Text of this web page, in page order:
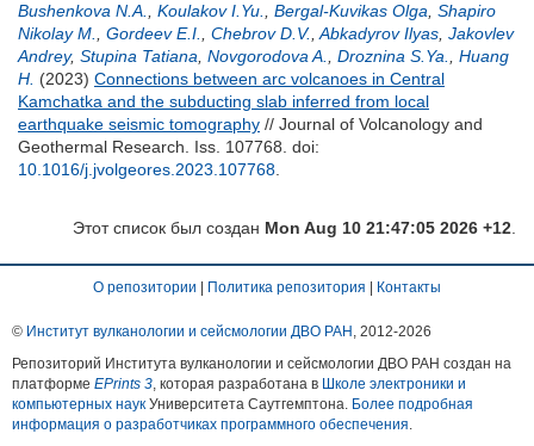
Bushenkova N.A. Koulakov I.Yu. Bergal-Kuvikas Olga Shapiro
Nikolay M.
Gordeev E.I. Chebrov D.V. Abkadyrov Ilyas Jakovlev
Andrey, Stupina Tatiana Novgorodova A. Droznina S.Ya.
Huang
H. (2023) Connections between arc volcanoes in Central
Kamchatka and the subducting slab inferred from local
earthquake seismic tomography // Journal of Volcanology and
Geothermal Research. Iss. 107768. doi:
10.1016/j.jvolgeores.2023.107768
Этот список был создан Mon Aug 10 21:47:05 2026 +12
О репозитории Политика репозитория Контакты
© Институт вулканологии и сейсмологии ДВО РАН , 2012-2026
Репозиторий Института вулканологии и сейсмологии ДВО РАН создан на
платформе EPrints 3, которая разработана в Школе электроники и
компьютерных наук Университета Саутгемптона. Более подробная
информация о разработчиках программного обеспечения.